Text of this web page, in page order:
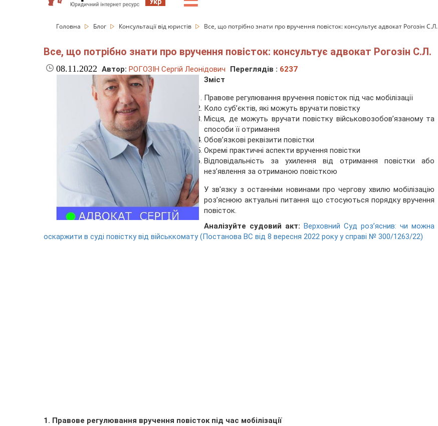
Головна Блог Консультації від юристів Все, що потрібно знати про вручення повісток: консультує адвокат Рогозін С.Л.
Все, що потрібно знати про вручення повісток: консультує адвокат Рогозін С.Л.
08.11.2022 Автор: РОГОЗІН Сергій Леонідович Переглядів : 6237
Зміст
Правове регулювання вручення повісток під час мобілізації
Коло суб’єктів, які можуть вручати повістку
Місця, де можуть вручати повістку військовозобов’язаному та
способи її отримання
Обов’язкові реквізити повістки
Окремі практичні аспекти вручення повістки
Відповідальність за ухилення від отримання повістки або
нез’явлення за отриманою повісткою
У зв'язку з останніми новинами про чергову хвилю мобілізацію
роз’яснюю актуальні питання що стосуються порядку вручення
повісток.
Аналізуйте судовий акт: Верховний Суд роз’яснив: чи можна
оскаржити в суді повістку від військкомату (Постанова ВС від 8 вересня 2022 року у справі № 300/1263/22)
1. Правове регулювання вручення повісток під час мобілізації